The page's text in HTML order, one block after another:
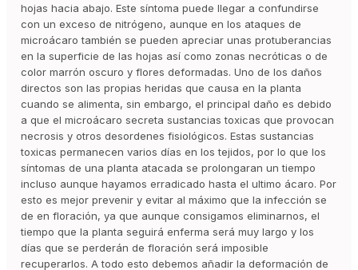
hojas hacia abajo. Este síntoma puede llegar a confundirse
con un exceso de nitrógeno, aunque en los ataques de
microácaro también se pueden apreciar unas protuberancias
en la superficie de las hojas así como zonas necróticas o de
color marrón oscuro y flores deformadas. Uno de los daños
directos son las propias heridas que causa en la planta
cuando se alimenta, sin embargo, el principal daño es debido
a que el microácaro secreta sustancias toxicas que provocan
necrosis y otros desordenes fisiológicos. Estas sustancias
toxicas permanecen varios días en los tejidos, por lo que los
síntomas de una planta atacada se prolongaran un tiempo
incluso aunque hayamos erradicado hasta el ultimo ácaro. Por
esto es mejor prevenir y evitar al máximo que la infección se
de en floración, ya que aunque consigamos eliminarnos, el
tiempo que la planta seguirá enferma será muy largo y los
días que se perderán de floración será imposible
recuperarlos. A todo esto debemos añadir la deformación de